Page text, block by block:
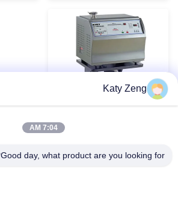
طیف سنج جرمی هلیوم با
Katy Zeng
7:04 AM
Good day, what product are you looking for?